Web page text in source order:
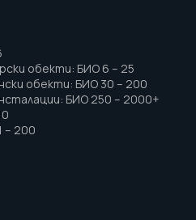
обекти: БИО 6 – 25
обекти: БИО 30 – 200
: БИО 250 – 2000+
– 200